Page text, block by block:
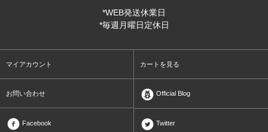
*WEB発送休業日
*毎週月曜日定休日
マイアカウント カートを見る
お問い合わせ Official Blog
Facebook Twitter